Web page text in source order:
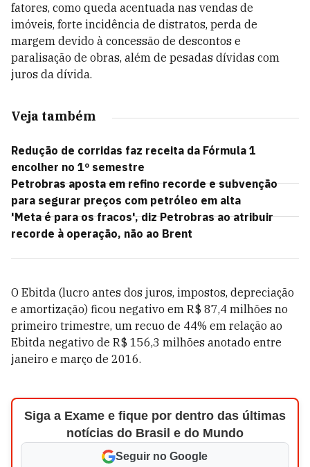
fatores, como queda acentuada nas vendas de
imóveis, forte incidência de distratos, perda de
margem devido à concessão de descontos e
paralisação de obras, além de pesadas dívidas com
juros da dívida.
Veja também
Redução de corridas faz receita da Fórmula 1
encolher no 1º semestre
Petrobras aposta em refino recorde e subvenção
para segurar preços com petróleo em alta
'Meta é para os fracos', diz Petrobras ao atribuir
recorde à operação, não ao Brent
O Ebitda (lucro antes dos juros, impostos, depreciação
e amortização) ficou negativo em R$ 87,4 milhões no
primeiro trimestre, um recuo de 44% em relação ao
Ebitda negativo de R$ 156,3 milhões anotado entre
janeiro e março de 2016.
Siga a Exame e fique por dentro das últimas
notícias do Brasil e do Mundo
Seguir no Google